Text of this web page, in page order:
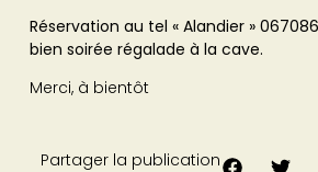
Réservation au tel « Alandier »
bien soirée régalade à la cave.
Merci, à bientôt
Partager la publication